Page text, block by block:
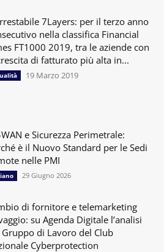
7Layers: per il terzo anno
nella classifica Financial
FT1000 2019, tra le aziende con
di fatturato più alta in...
19 Marzo 2019
WAN e Sicurezza Perimetrale:
è il Nuovo Standard per le Sedi
nelle PMI
29 Giugno 2026
di fornitore e telemarketing
su Agenda Digitale l’analisi
di Lavoro del Club
Cyberprotection